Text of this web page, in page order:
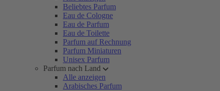
Beliebtes Parfum
Eau de Cologne
Eau de Parfum
Eau de Toilette
Parfum auf Rechnung
Parfum Miniaturen
Unisex Parfum
Parfum nach Land
Alle anzeigen
Arabisches Parfum